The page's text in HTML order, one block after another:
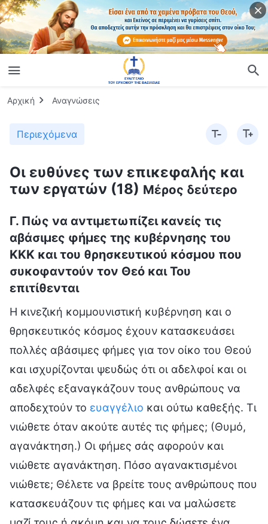
Αρχική Αναγνώσεις
Περιεχόμενα
Οι ευθύνες των επικεφαλής και
των εργατών (18) Μέρος δεύτερο
Γ. Πώς να αντιμετωπίζει κανείς τις
αβάσιμες φήμες της κυβέρνησης του
ΚΚΚ και του θρησκευτικού κόσμου που
συκοφαντούν τον Θεό και Του
επιτίθενται
Η κινεζική κομμουνιστική κυβέρνηση και ο
θρησκευτικός κόσμος έχουν κατασκευάσει
πολλές αβάσιμες φήμες για τον οίκο του Θεού
και ισχυρίζονται ψευδώς ότι οι αδελφοί και οι
αδελφές εξαναγκάζουν τους ανθρώπους να
αποδεχτούν το ευαγγέλιο και ούτω καθεξής. Τι
νιώθετε όταν ακούτε αυτές τις φήμες; (Θυμό,
αγανάκτηση.) Οι φήμες σάς αφορούν και
νιώθετε αγανάκτηση. Πόσο αγανακτισμένοι
νιώθετε; Θέλετε να βρείτε τους ανθρώπους που
κατασκευάζουν τις φήμες και να μαλώσετε